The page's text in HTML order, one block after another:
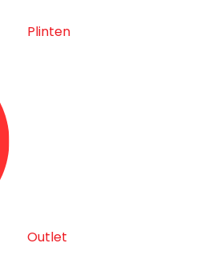
Plinten
Outlet